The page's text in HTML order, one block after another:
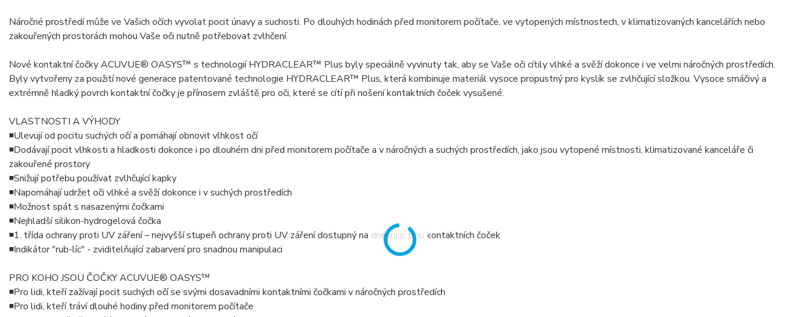
Náročné prostředí může ve Vašich očích vyvolat pocit únavy a suchosti. Po dlouhých hodinách před monitorem počítače, ve vytopených místnostech, v klimatizovaných kancelářích nebo
zakouřených prostorách mohou Vaše oči nutně potřebovat zvlhčení.
Nové kontaktní čočky ACUVUE® OASYS™ s technologií HYDRACLEAR™ Plus byly speciálně vyvinuty tak, aby se Vaše oči cítily vlhké a svěží dokonce i ve velmi náročných prostředích.
Byly vytvořeny za použití nové generace patentované technologie HYDRACLEAR™ Plus, která kombinuje materiál vysoce propustný pro kyslík se zvlhčující složkou. Vysoce smáčivý a
extrémně hladký povrch kontaktní čočky je přínosem zvláště pro oči, které se cítí při nošení kontaktních čoček vysušené.
VLASTNOSTI A VÝHODY
◾Ulevují od pocitu suchých očí a pomáhají obnovit vlhkost očí
◾Dodávají pocit vlhkosti a hladkosti dokonce i po dlouhém dni před monitorem počítače a v náročných a suchých prostředích, jako jsou vytopené místnosti, klimatizované kanceláře či
zakouřené prostory
◾Snižují potřebu používat zvlhčující kapky
◾Napomáhají udržet oči vlhké a svěží dokonce i v suchých prostředích
◾Možnost spát s nasazenými čočkami
◾Nejhladší silikon-hydrogelová čočka
◾1. třída ochrany proti UV záření – nejvyšší stupeň ochrany proti UV záření dostupný na dnešním trhu kontaktních čoček
◾Indikátor "rub-líc" - zviditelňující zabarvení pro snadnou manipulaci
PRO KOHO JSOU ČOČKY ACUVUE® OASYS™
◾Pro lidi, kteří zažívají pocit suchých očí se svými dosavadními kontaktními čočkami v náročných prostředích
◾Pro lidi, kteří tráví dlouhé hodiny před monitorem počítače